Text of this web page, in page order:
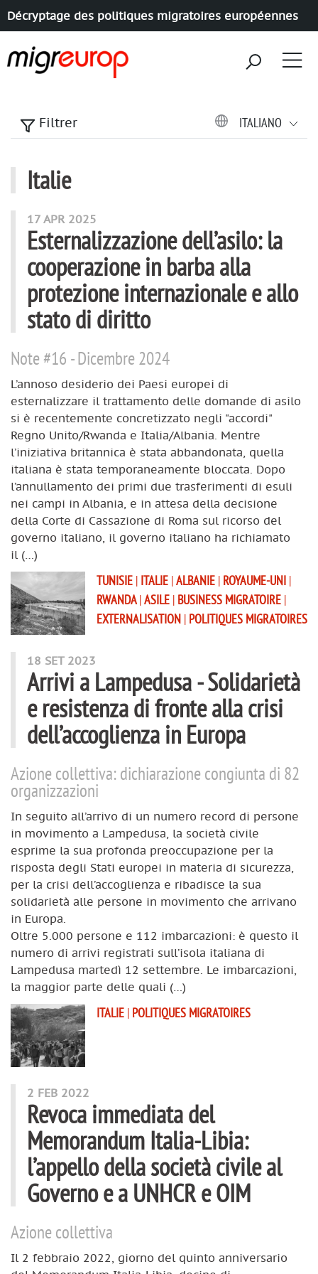
Décryptage des politiques migratoires européennes
Filtrer ITALIANO
Italie
articles mots
17 APR 2025
Esternalizzazione dell’asilo: la
cooperazione in barba alla
protezione internazionale e allo
stato di diritto
Note #16 - Dicembre 2024
L’annoso desiderio dei Paesi europei di
esternalizzare il trattamento delle domande di asilo
si è recentemente concretizzato negli "accordi"
Regno Unito/Rwanda e Italia/Albania. Mentre
l’iniziativa britannica è stata abbandonata, quella
italiana è stata temporaneamente bloccata. Dopo
l’annullamento dei primi due trasferimenti di esuli
nei campi in Albania, e in attesa della decisione
della Corte di Cassazione di Roma sul ricorso del
governo italiano, il governo italiano ha richiamato
il (…)
TUNISIE | ITALIE |ALBANIE | ROYAUME-UNI |
RWANDA|ASILE | BUSINESS MIGRATOIRE |
EXTERNALISATION | POLITIQUES MIGRATOIRES
18 SET 2023
Arrivi a Lampedusa - Solidarietà
e resistenza di fronte alla crisi
dell’accoglienza in Europa
Azione collettiva: dichiarazione congiunta di 82
organizzazioni
In seguito all’arrivo di un numero record di persone
in movimento a Lampedusa, la società civile
esprime la sua profonda preoccupazione per la
risposta degli Stati europei in materia di sicurezza,
per la crisi dell’accoglienza e ribadisce la sua
solidarietà alle persone in movimento che arrivano
in Europa.
Oltre 5.000 persone e 112 imbarcazioni: è questo il
numero di arrivi registrati sull’isola italiana di
Lampedusa martedì 12 settembre. Le imbarcazioni,
la maggior parte delle quali (…)
ITALIE | POLITIQUES MIGRATOIRES
2 FEB 2022
Revoca immediata del
Memorandum Italia-Libia:
l’appello della società civile al
Governo e a UNHCR e OIM
Azione collettiva
Il 2 febbraio 2022, giorno del quinto anniversario